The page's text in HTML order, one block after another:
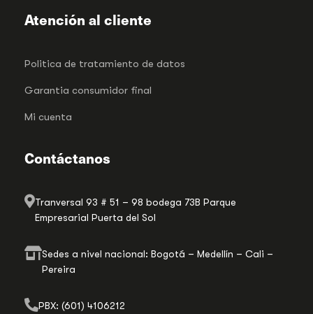
Atención al cliente
Politica de tratamiento de datos
Garantia consumidor final
Mi cuenta
Contáctanos
Tranversal 93 # 51 – 98 bodega 73B Parque
Empresarial Puerta del Sol
Sedes a nivel nacional: Bogotá – Medellín – Cali –
Pereira
PBX: (601) 4106212